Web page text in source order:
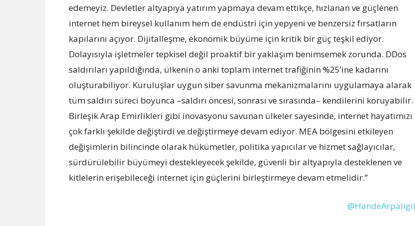
edemeyiz. Devletler altyapıya yatırım yapmaya devam ettikçe, hızlanan ve güçlenen
internet hem bireysel kullanım hem de endüstri için yepyeni ve benzersiz fırsatların
kapılarını açıyor. Dijitalleşme, ekonomik büyüme için kritik bir güç teşkil ediyor.
Dolayısıyla işletmeler tepkisel değil proaktif bir yaklaşım benimsemek zorunda. DDos
saldırıları yapıldığında, ülkenin o anki toplam internet trafiğinin %25’ine kadarını
oluşturabiliyor. Kuruluşlar uygun siber savunma mekanizmalarını uygulamaya alarak
tüm saldırı süreci boyunca –saldırı öncesi, sonrası ve sırasında– kendilerini koruyabilir.
Birleşik Arap Emirlikleri gibi inovasyonu savunan ülkeler sayesinde, internet hayatımızı
çok farklı şekilde değiştirdi ve değiştirmeye devam ediyor. MEA bölgesini etkileyen
değişimlerin bilincinde olarak hükümetler, politika yapıcılar ve hizmet sağlayıcılar,
sürdürülebilir büyümeyi destekleyecek şekilde, güvenli bir altyapıyla desteklenen ve
kitlelerin erişebileceği internet için güçlerini birleştirmeye devam etmelidir.”
@HandeArpaligil